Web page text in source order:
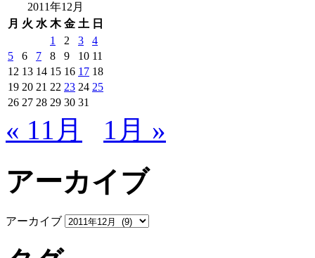
2011年12月
月 火 水 木 金 土 日
1
2 3
4
5
6 7 8 9 10 11
12 13 14 15 16 17 18
19 20 21 22 23 24 25
26 27 28 29 30 31
« 11月 1月 »
アーカイブ
アーカイブ